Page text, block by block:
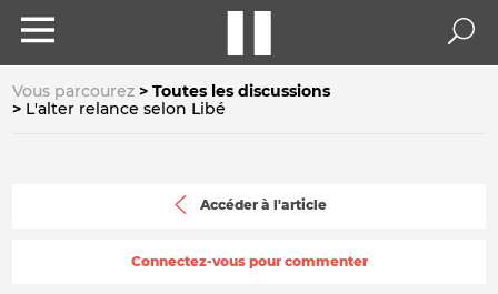
Vous parcourez
Toutes les discussions
L'alter relance selon Libé
Accéder à l'article
Connectez-vous pour commenter